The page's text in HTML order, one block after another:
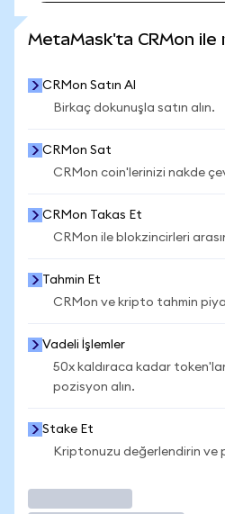
MetaMask'ta CRMon ile
CRMon Satın Al
Birkaç dokunuşla satın alın.
CRMon Sat
CRMon coin'lerinizi nakde
CRMon Takas Et
CRMon ile blokzincirleri
Tahmin Et
CRMon ve kripto tahmin
Vadeli İşlemler
50x kaldıraca kadar
pozisyon alın.
Stake Et
Kriptonuzu değerlendirin ve